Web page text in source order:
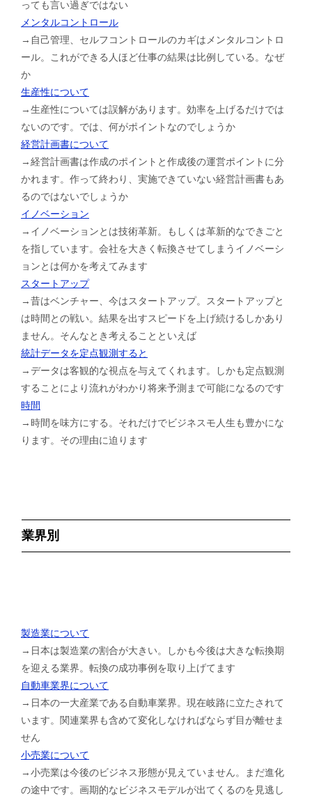
っても言い過ぎではない
メンタルコントロール
→自己管理、セルフコントロールのカギはメンタルコントロ
ール。これができる人ほど仕事の結果は比例している。なぜ
か
生産性について
→生産性については誤解があります。効率を上げるだけでは
ないのです。では、何がポイントなのでしょうか
経営計画書について
→経営計画書は作成のポイントと作成後の運営ポイントに分
かれます。作って終わり、実施できていない経営計画書もあ
るのではないでしょうか
イノベーション
→イノベーションとは技術革新。もしくは革新的なできごと
を指しています。会社を大きく転換させてしまうイノベーシ
ョンとは何かを考えてみます
スタートアップ
→昔はベンチャー、今はスタートアップ。スタートアップと
は時間との戦い。結果を出すスピードを上げ続けるしかあり
ません。そんなとき考えることといえば
統計データを定点観測すると
→データは客観的な視点を与えてくれます。しかも定点観測
することにより流れがわかり将来予測まで可能になるのです
時間
→時間を味方にする。それだけでビジネスモ人生も豊かにな
ります。その理由に迫ります
業界別
製造業について
→日本は製造業の割合が大きい。しかも今後は大きな転換期
を迎える業界。転換の成功事例を取り上げてます
自動車業界について
→日本の一大産業である自動車業界。現在岐路に立たされて
います。関連業界も含めて変化しなければならず目が離せま
せん
小売業について
→小売業は今後のビジネス形態が見えていません。まだ進化
の途中です。画期的なビジネスモデルが出てくるのを見逃し